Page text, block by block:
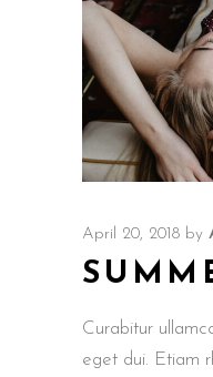
April 20, 2018 by
Curabitur
eget dui. Etiam